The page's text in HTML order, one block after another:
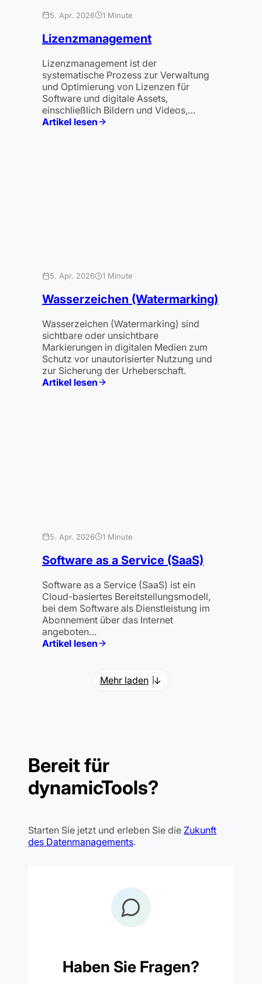
5. Apr. 2026 1 Minute
Lizenzmanagement
Lizenzmanagement ist der
systematische Prozess zur Verwaltung
und Optimierung von Lizenzen für
Software und digitale Assets,
einschließlich Bildern und Videos,…
Artikel lesen
:
5. Apr. 2026 1 Minute
Wasserzeichen (Watermarking)
Wasserzeichen (Watermarking) sind
sichtbare oder unsichtbare
Markierungen in digitalen Medien zum
Schutz vor unautorisierter Nutzung und
zur Sicherung der Urheberschaft.
Artikel lesen
:
5. Apr. 2026 1 Minute
Software as a Service (SaaS)
Software as a Service (SaaS) ist ein
Cloud-basiertes Bereitstellungsmodell,
bei dem Software als Dienstleistung im
Abonnement über das Internet
angeboten…
Artikel lesen
:
Mehr laden →
Bereit für
dynamicTools?
Starten Sie jetzt und erleben Sie die Zukunft
des Datenmanagements.
Haben Sie Fragen?